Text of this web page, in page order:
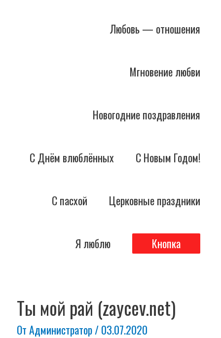
Любовь — отношения
Мгновение любви
Новогодние поздравления
С Днём влюблённых С Новым Годом!
С пасхой Церковные праздники
Я люблю Кнопка
Ты мой рай (zaycev.net)
ОтАдминистратор/03.07.2020
записям